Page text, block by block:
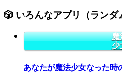
🎲 いろんなアプリ（ランダ
魔
少
あなたが魔法少女なった時